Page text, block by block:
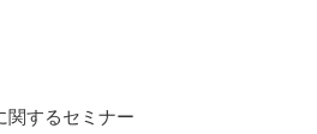
関するセミナー